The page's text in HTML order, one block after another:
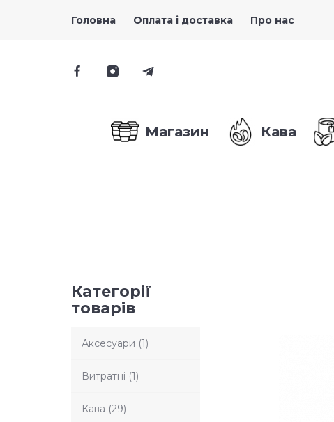
Головна Оплата і доставка Про нас
Магазин Кава
Категорії
товарів
Аксесуари (1)
Витратні (1)
Кава (29)